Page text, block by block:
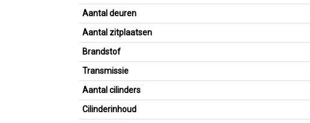
Aantal deuren
Aantal zitplaatsen
Brandstof
Transmissie
Aantal cilinders
Cilinderinhoud